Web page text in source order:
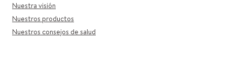
Nuestra visión
Nuestros productos
Nuestros consejos de salud